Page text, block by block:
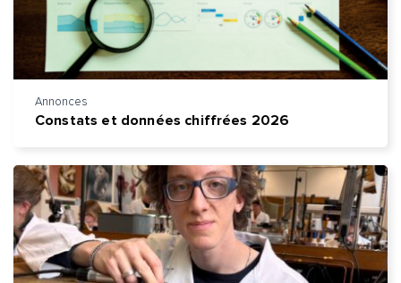
Annonces
Constats et données chiffrées 2026
Prénom et nom*
Adresse e-mail*